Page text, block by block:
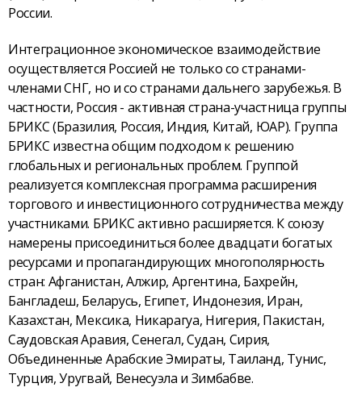
России.
Интеграционное экономическое взаимодействие
осуществляется Россией не только со странами-
членами СНГ, но и со странами дальнего зарубежья. В
частности, Россия - активная страна-участница группы
БРИКС (Бразилия, Россия, Индия, Китай, ЮАР). Группа
БРИКС известна общим подходом к решению
глобальных и региональных проблем. Группой
реализуется комплексная программа расширения
торгового и инвестиционного сотрудничества между
участниками. БРИКС активно расширяется. К союзу
намерены присоединиться более двадцати богатых
ресурсами и пропагандирующих многополярность
стран: Афганистан, Алжир, Аргентина, Бахрейн,
Бангладеш, Беларусь, Египет, Индонезия, Иран,
Казахстан, Мексика, Никарагуа, Нигерия, Пакистан,
Саудовская Аравия, Сенегал, Судан, Сирия,
Объединенные Арабские Эмираты, Таиланд, Тунис,
Турция, Уругвай, Венесуэла и Зимбабве.